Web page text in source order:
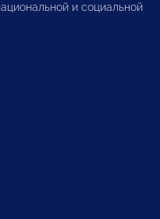
и социальной